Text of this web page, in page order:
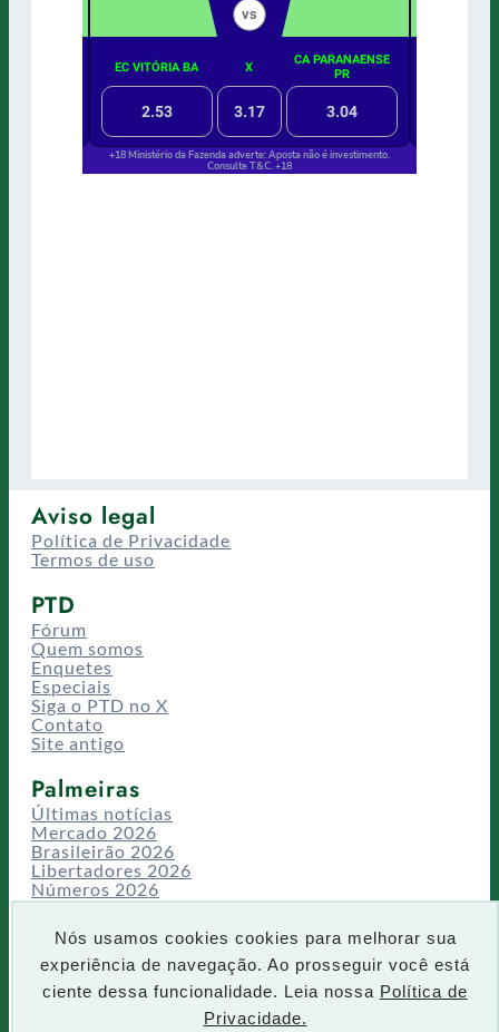
Nós usamos cookies cookies para melhorar sua
experiência de navegação. Ao prosseguir você está
ciente dessa funcionalidade. Leia nossa Política de
Privacidade.
Aviso legal
Política de Privacidade
Termos de uso
PTD
Fórum
Quem somos
Enquetes
Especiais
Siga o PTD no X
Contato
Site antigo
Palmeiras
Últimas notícias
Mercado 2026
Brasileirão 2026
Libertadores 2026
Números 2026
Campeonatos
CT/Centro de Excelência
Busca
P